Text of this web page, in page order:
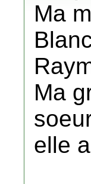
Ma
Ma
elle